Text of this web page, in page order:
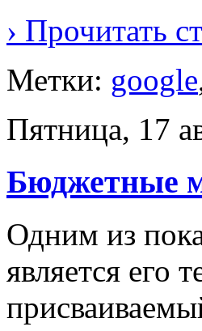
› Прочитать
Метки: google
Пятница, 17
Бюджетные
Одним из
является его